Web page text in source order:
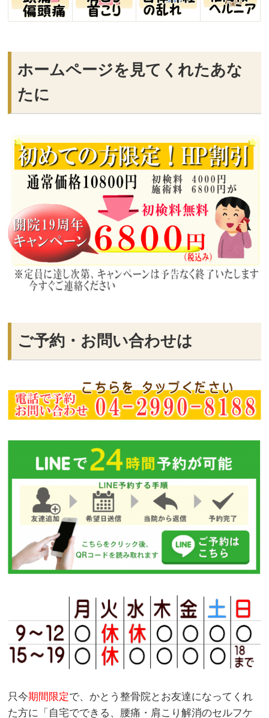
ホームページを見てくれたあな
たに
ご予約・お問い合わせは
只今期間限定で、かとう整骨院とお友達になってくれ
た方に「自宅でできる、腰痛・肩こり解消のセルフケ